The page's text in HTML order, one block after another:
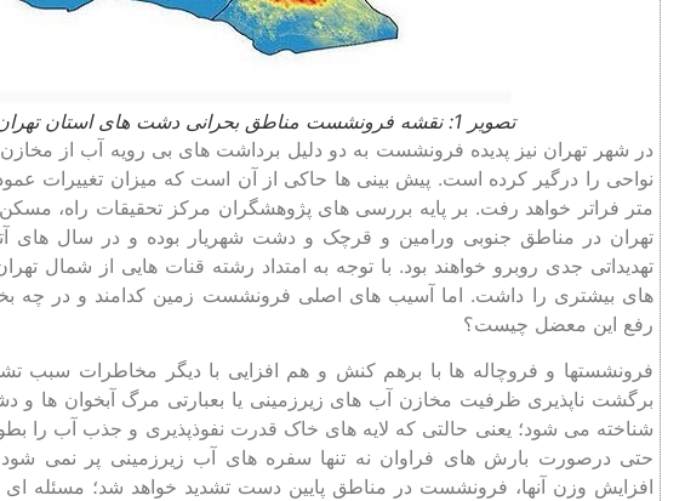
تصویر 1: نقشه فرونشست مناطق بحرانی دشت های استان تهران و البرز
در شهر تهران نیز پدیده فرونشست به دو دلیل برداشت‌ های بی ‌رویه آب از
‌متر فراتر خواهد رفت. بر پایه بررسی ‌های پژوهشگران مرکز تحقیقات راه،
تهدیداتی جدی روبرو خواهند بود. با توجه به امتداد رشته ‌قنات‌ هایی از شمال
های بیشتری را داشت. اما آسیب های اصلی فرونشست زمین کدامند و در چه
رفع این معضل چیست؟
فرونشستها و فروچاله ها با برهم کنش و هم افزایی با دیگر مخاطرات سبب
برگشت ‌ناپذیری ظرفیت مخازن آب های زیرزمینی یا بعبارتی مرگ آبخوان ها
شناخته می شود؛ یعنی حالتی که لایه‌ های خاک قدرت نفوذپذیری و جذب آب را
حتی درصورت بارش های فراوان نه تنها سفره‌ های آب زیرزمینی پر نمی
افزایش وزن آنها، فرونشست در مناطق پایین دست تشدید خواهد شد؛ مسئله